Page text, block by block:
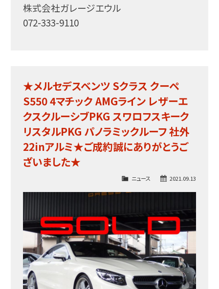
株式会社ガレージエウル
072-333-9110
★メルセデスベンツ Sクラス クーペ
S550 4マチック AMGライン レザーエ
クスクルーシブPKG スワロフスキーク
リスタルPKG パノラミックルーフ 社外
22inアルミ★ご成約誠にありがとうご
ざいました★
2021.09.13
ニュース